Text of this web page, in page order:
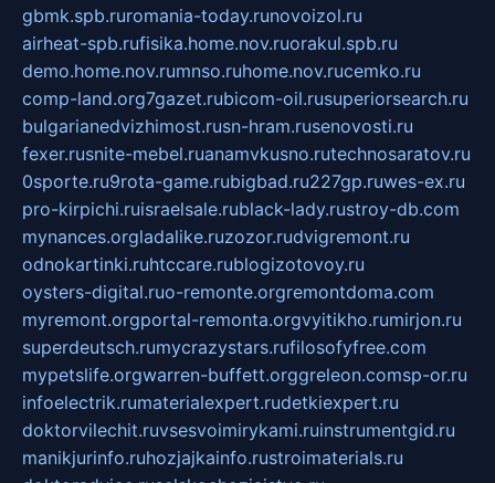
gbmk.spb.ruromania-today.runovoizol.ru
airheat-spb.rufisika.home.nov.ruorakul.spb.ru
demo.home.nov.rumnso.ruhome.nov.rucemko.ru
comp-land.org7gazet.rubicom-oil.rusuperiorsearch.ru
bulgarianedvizhimost.rusn-hram.rusenovosti.ru
fexer.rusnite-mebel.ruanamvkusno.rutechnosaratov.ru
0sporte.ru9rota-game.rubigbad.ru227gp.ruwes-ex.ru
pro-kirpichi.ruisraelsale.rublack-lady.rustroy-db.com
mynances.orgladalike.ruzozor.rudvigremont.ru
odnokartinki.ruhtccare.rublogizotovoy.ru
oysters-digital.ruo-remonte.orgremontdoma.com
myremont.orgportal-remonta.orgvyitikho.rumirjon.ru
superdeutsch.rumycrazystars.rufilosofyfree.com
mypetslife.orgwarren-buffett.orggreleon.comsp-or.ru
infoelectrik.rumaterialexpert.rudetkiexpert.ru
doktorvilechit.ruvsesvoimirykami.ruinstrumentgid.ru
manikjurinfo.ruhozjajkainfo.rustroimaterials.ru